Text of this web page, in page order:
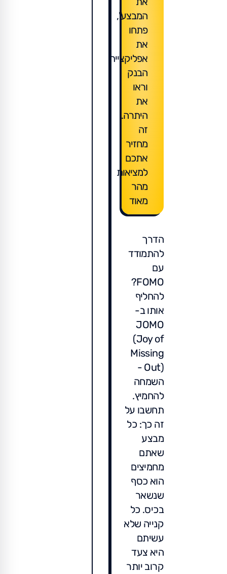
המבצע",
פתחו
את
אפליקציית
הבנק
וראו
את
היתרה.
זה
מחזיר
אתכם
למציאות
מהר
מאוד
הדרך
להתמודד
עם
FOMO?
להחליף
אותו ב-
JOMO
(Joy of
Missing
Out) -
השמחה
להחמיץ.
תחשבו על
זה כך: כל
מבצע
שאתם
מחמיצים
הוא כסף
שנשאר
בכיס. כל
קנייה שלא
עשיתם
היא צעד
קרוב יותר